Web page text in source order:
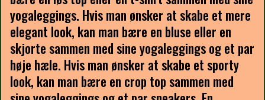
yogaleggings. Hvis man ønsker at skabe et mere
elegant look, kan man bære en bluse eller en
skjorte sammen med sine yogaleggings og et par
høje hæle. Hvis man ønsker at skabe et sporty
look, kan man bære en crop top sammen med